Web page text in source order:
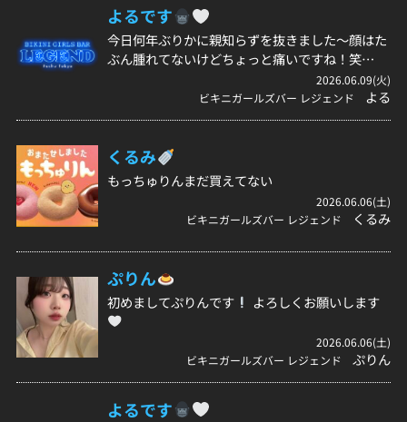
よるです
今日何年ぶりかに親知らずを抜きました〜顔はた
ぶん腫れてないけどちょっと痛いですね！笑…
2026.06.09(火)
ビキニガールズバー レジェンド
よる
くるみ
もっちゅりんまだ買えてない
2026.06.06(土)
ビキニガールズバー レジェンド
くるみ
ぷりん
初めましてぷりんです よろしくお願いします
2026.06.06(土)
ビキニガールズバー レジェンド
ぷりん
よるです